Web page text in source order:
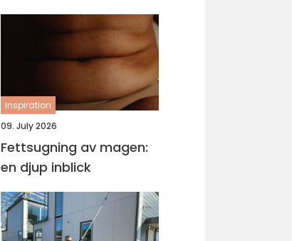
inspiration
09. July 2026
Fettsugning av magen:
en djup inblick